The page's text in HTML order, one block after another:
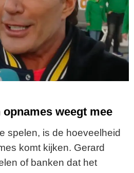
weegt mee
spelen, is de hoeveelheid
komt kijken. Gerard
of banken dat het